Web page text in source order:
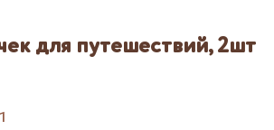
для путешествий, 2шт